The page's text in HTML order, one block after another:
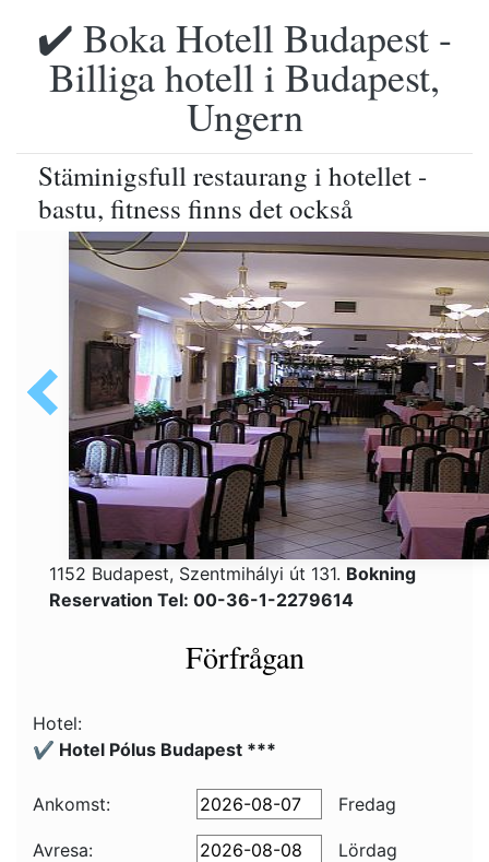
✔️ Boka Hotell Budapest -
Billiga hotell i Budapest,
Ungern
Stäminigsfull restaurang i hotellet -
bastu, fitness finns det också
1152 Budapest, Szentmihályi út 131. Bokning
Reservation Tel: 00-36-1-2279614
Förfrågan
Hotel:
✔️ Hotel Pólus Budapest ***
Ankomst: Fredag
Avresa:
Lördag